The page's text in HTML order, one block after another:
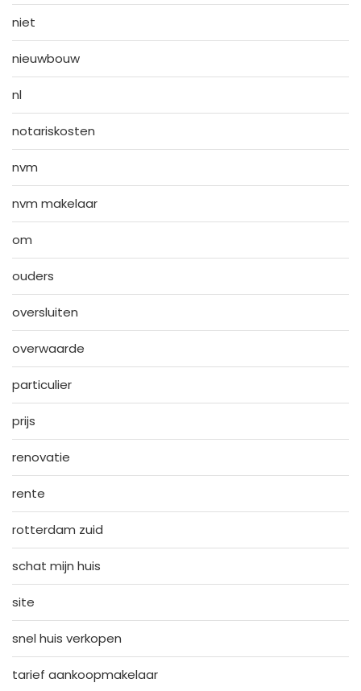
niet
nieuwbouw
nl
notariskosten
nvm
nvm makelaar
om
ouders
oversluiten
overwaarde
particulier
prijs
renovatie
rente
rotterdam zuid
schat mijn huis
site
snel huis verkopen
tarief aankoopmakelaar